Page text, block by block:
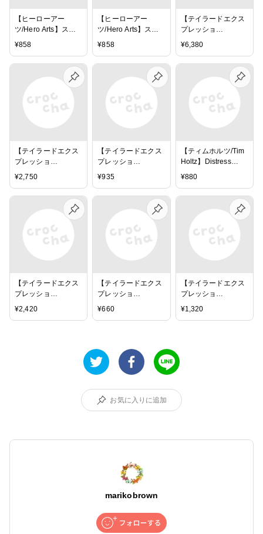
【ヒーローアー
ツ/Hero Arts】スタ
¥858
【ヒーローアー
ツ/Hero Arts】スタ
¥858
【テイラードエクス
プレッショ
Expressions】ブラ
¥6,380
【テイラードエクス
プレッショ
ン/Taylored
Expressions】収納
Brushes Storage
Caddy
¥2,750
【テイラードエクス
プレッショ
ン/Taylored
¥935
【ティムホルツ/Tim
Holtz】Distress
Oxide -ディストレ
¥880
【テイラードエクス
プレッショ
ン/Taylored
Expressions】ミニ
¥2,420
【テイラードエクス
プレッショ
ン/Taylored
¥660
【テイラードエクス
プレッショ
ン/Taylored
Expressions】ブラ
¥1,320
お気に入りに追加
marikobrown